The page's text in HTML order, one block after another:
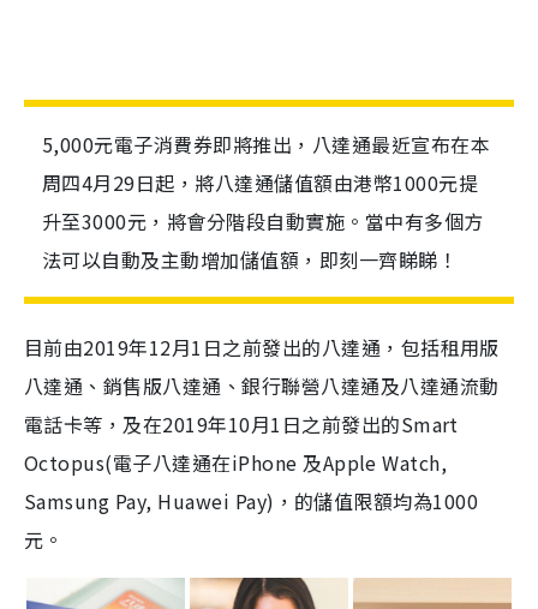
5,000元電子消費券即將推出，八達通最近宣布在本
周四4月29日起，將八達通儲值額由港幣1000元提
升至3000元，將會分階段自動實施。當中有多個方
法可以自動及主動增加儲值額，即刻一齊睇睇！
目前由2019年12月1日之前發出的八達通，包括租用版
八達通、銷售版八達通、銀行聯營八達通及八達通流動
電話卡等，及在2019年10月1日之前發出的Smart
Octopus(電子八達通在iPhone 及Apple Watch,
Samsung Pay, Huawei Pay)，的儲值限額均為1000
元。